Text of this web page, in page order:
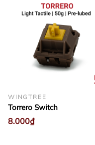
WINGTREE
Torrero Switch
8.000₫